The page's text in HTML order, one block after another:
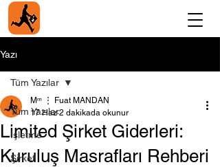
Yazı
Tüm Yazılar
İşletme
Şirket
Tüm Yazılar
Limited Şirket Giderleri:
Kuruluş Masrafları Rehberi
Мᵐ ⋮ Fuat MANDAN
17 Haz 2 dakikada okunur